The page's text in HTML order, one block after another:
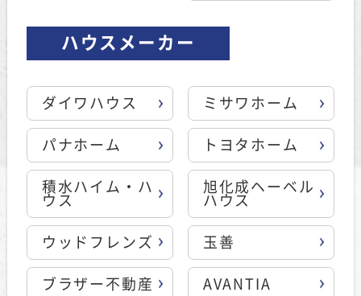
ハウスメーカー
ダイワハウス ミサワホーム
パナホーム トヨタホーム
積水ハイム・ハ
ウス
旭化成ヘーベル
ハウス
ウッドフレンズ 玉善
ブラザー不動産 AVANTIA